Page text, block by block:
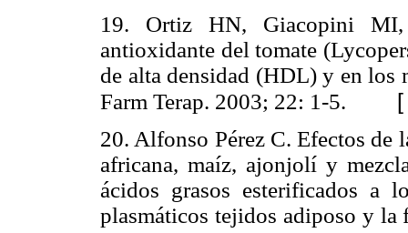
19. Ortiz HN, Giacopini
antioxidante del tomate
de alta densidad (HDL) y en los
Farm Terap. 2003; 22: 1-5.
20. Alfonso Pérez C. Efectos de
africana, maíz, ajonjolí y
ácidos grasos esterificados a
plasmáticos tejidos adiposo y